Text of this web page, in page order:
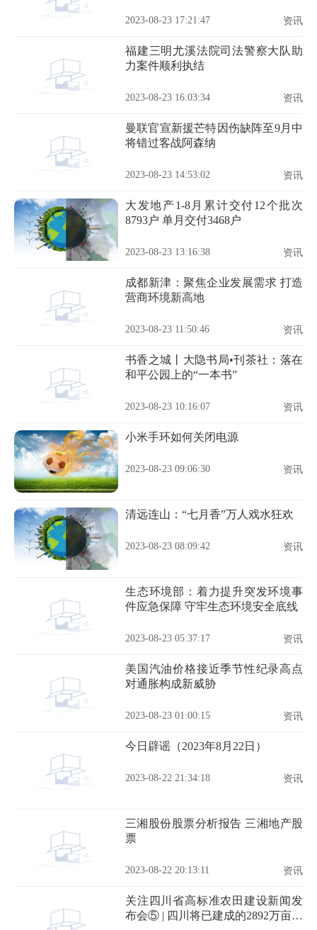
2023-08-23 17:21:47 资讯
福建三明尤溪法院司法警察大队助
力案件顺利执结
2023-08-23 16:03:34 资讯
曼联官宣新援芒特因伤缺阵至9月中
将错过客战阿森纳
2023-08-23 14:53:02 资讯
大发地产1-8月累计交付12个批次
8793户 单月交付3468户
2023-08-23 13:16:38 资讯
成都新津：聚焦企业发展需求 打造
营商环境新高地
2023-08-23 11:50:46 资讯
书香之城丨大隐书局•刊茶社：落在
和平公园上的“一本书”
2023-08-23 10:16:07 资讯
小米手环如何关闭电源
2023-08-23 09:06:30 资讯
清远连山：“七月香”万人戏水狂欢
2023-08-23 08:09:42 资讯
生态环境部：着力提升突发环境事
件应急保障 守牢生态环境安全底线
2023-08-23 05:37:17 资讯
美国汽油价格接近季节性纪录高点
对通胀构成新威胁
2023-08-23 01:00:15 资讯
今日辟谣（2023年8月22日）
2023-08-22 21:34:18 资讯
三湘股份股票分析报告 三湘地产股
票
2023-08-22 20:13:11 资讯
关注四川省高标准农田建设新闻发
布会⑤ | 四川将已建成的2892万亩高